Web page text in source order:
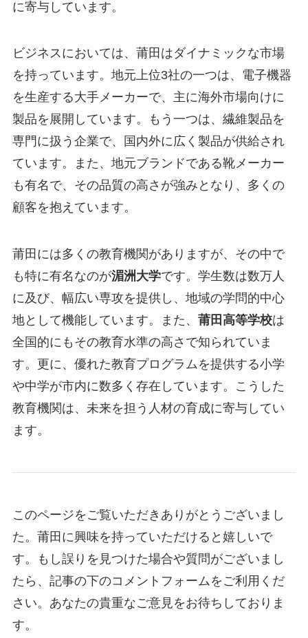
に寄与しています。
ビジネスにおいては、莆田はダイナミックな市場
を持っています。地元上位3社の一つは、電子機器
を生産する大手メーカーで、主に海外市場向けに
製品を展開しています。もう一つは、繊維製品を
専門に扱う企業で、国内外に広く製品が供給され
ています。また、地元ブランドである靴メーカー
も有名で、その品質の高さが強みとなり、多くの
顧客を抱えています。
莆田には多くの教育機関がありますが、その中で
も特に有名なのが湄洲大学です。学生数は数万人
に及び、幅広い専攻を提供し、地域の学問的中心
地として機能しています。また、 莆田高等学校は
全国的にもその教育水準の高さで知られていま
す。更に、優れた教育プログラムを提供する小学
や中学が市内に数多く存在しています。こうした
教育機関は、未来を担う人材の育成に寄与してい
ます。
このページをご覧いただきありがとうございまし
た。莆田に興味を持っていただけると嬉しいで
す。もし誤りを見つけた場合や質問がございまし
たら、記事の下のコメントフォームをご利用くだ
さい。あなたの貴重なご意見をお待ちしておりま
す。